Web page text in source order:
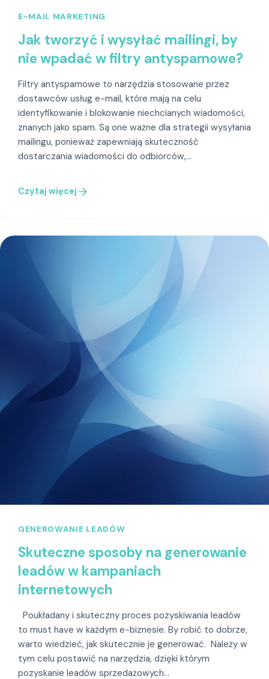
E-MAIL MARKETING
Jak tworzyć i wysyłać mailingi, by
nie wpadać w filtry antyspamowe?
Filtry antyspamowe to narzędzia stosowane przez
dostawców usług e-mail, które mają na celu
identyfikowanie i blokowanie niechcianych wiadomości,
znanych jako spam. Są one ważne dla strategii wysyłania
mailingu, ponieważ zapewniają skuteczność
dostarczania wiadomości do odbiorców,…
Czytaj więcej
GENEROWANIE LEADÓW
Skuteczne sposoby na generowanie
leadów w kampaniach
internetowych
Poukładany i skuteczny proces pozyskiwania leadów
to must have w każdym e-biznesie. By robić to dobrze,
warto wiedzieć, jak skutecznie je generować. Należy w
tym celu postawić na narzędzia, dzięki którym
pozyskanie leadów sprzedażowych…